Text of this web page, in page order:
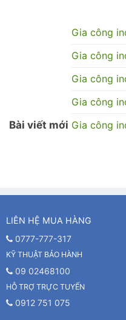
Bài viết mới
Gia công
Gia công
Gia công
Gia công
Gia công
LIÊN HỆ MUA HÀNG
0777-777-317
KỸ THUẬT BẢO HÀNH
09 02468100
HỖ TRỢ TRỰC TUYẾN
0912 751 075